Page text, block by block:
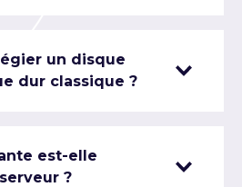
un disque
dur classique ?
est-elle
?